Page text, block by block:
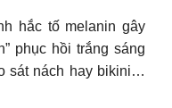
hắc tố melanin gây
phục hồi trắng sáng
sát nách hay bikini…